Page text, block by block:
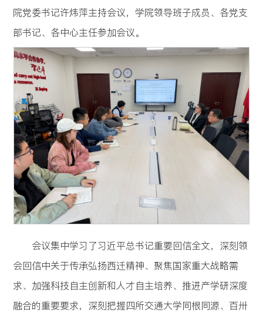
院党委书记许炜萍主持会议，学院领导班子成员、各党支
部书记、各中心主任参加会议。
会议集中学习了习近平总书记重要回信全文，深刻领
会回信中关于传承弘扬西迁精神、聚焦国家重大战略需
求、加强科技自主创新和人才自主培养、推进产学研深度
融合的重要要求，深刻把握四所交通大学同根同源、百卅